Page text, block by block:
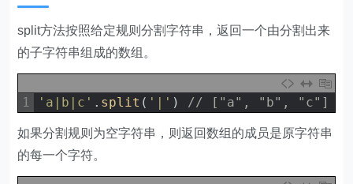
split方法按照给定规则分割字符串，返回一个由分割出来
的子字符串组成的数组。
1 'a|b|c' . split ( '|' ) // ["a", "b", "c"]
如果分割规则为空字符串，则返回数组的成员是原字符串
的每一个字符。